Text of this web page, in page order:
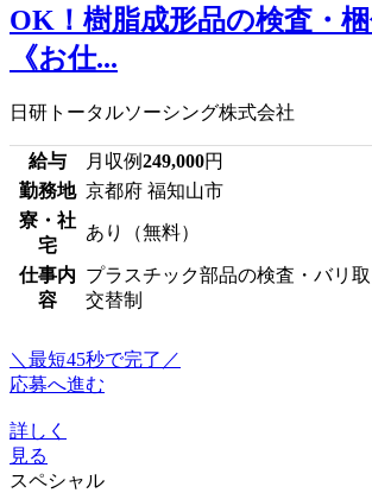
OK！樹脂成形品の検査・
《お仕...
日研トータルソーシング株式会社
給与 月収例249,000円
勤務地 京都府 福知山市
寮・社
宅
あり（無料）
仕事内
容
プラスチック部品の検査・バリ
交替制
＼最短45秒で完了／
応募へ進む
詳しく
見る
スペシャル